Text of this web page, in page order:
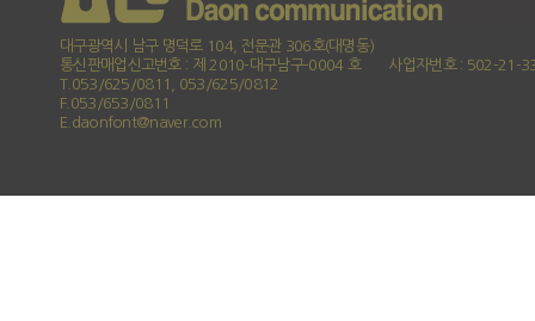
대구광역시 남구 명덕로 104, 전문관 306호(대명동)
통신판매업신고번호 : 제 2010-대구남구-0004 호
사업자번호 : 502-21-
T.053/625/0811, 053/625/0812
F.053/653/0811
E.daonfont@naver.com